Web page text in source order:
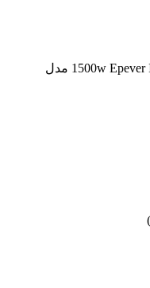
اینورتر موج سینوسی 1500w Epever Ipower مدل